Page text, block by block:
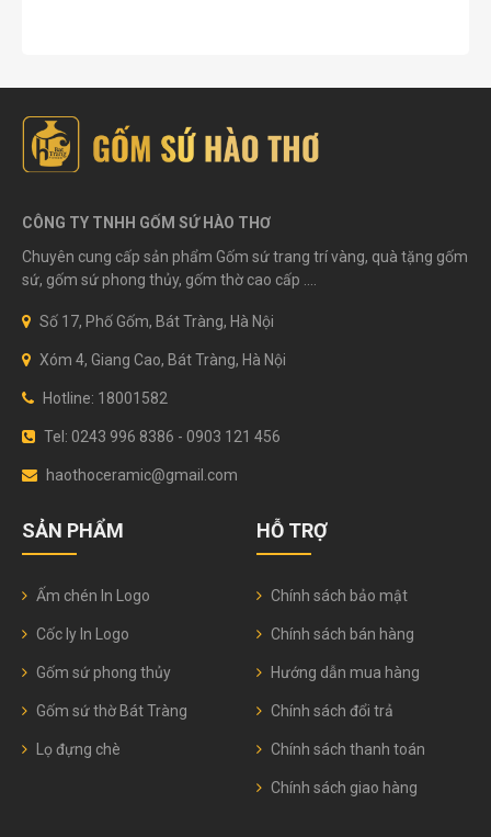
CÔNG TY TNHH GỐM SỨ HÀO THƠ
Chuyên cung cấp sản phẩm Gốm sứ trang trí vàng, quà tặng gốm
sứ, gốm sứ phong thủy, gốm thờ cao cấp ....
Số 17, Phố Gốm, Bát Tràng, Hà Nội
Xóm 4, Giang Cao, Bát Tràng, Hà Nội
Hotline: 18001582
Tel: 0243 996 8386 - 0903 121 456
haothoceramic@gmail.com
SẢN PHẨM
Ấm chén In Logo
Cốc ly In Logo
Gốm sứ phong thủy
Gốm sứ thờ Bát Tràng
Lọ đựng chè
HỖ TRỢ
Chính sách bảo mật
Chính sách bán hàng
Hướng dẫn mua hàng
Chính sách đổi trả
Chính sách thanh toán
Chính sách giao hàng